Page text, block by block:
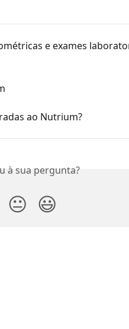
e exames
ao Nutrium?
à sua pergunta?
😐 😃